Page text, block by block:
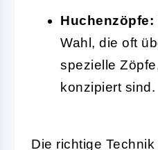
Huchenzöpfe:
Wahl, die oft
spezielle
konzipiert sind.
Die richtige